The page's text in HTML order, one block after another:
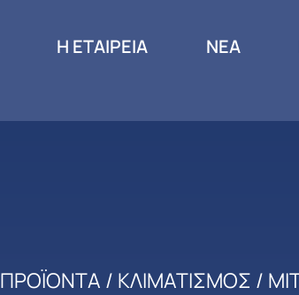
Η ΕΤΑΙΡΕΙΑ ΝΕΑ
ΠΡΟΪΟΝΤΑ / ΚΛΙΜΑΤΙΣΜΟΣ /